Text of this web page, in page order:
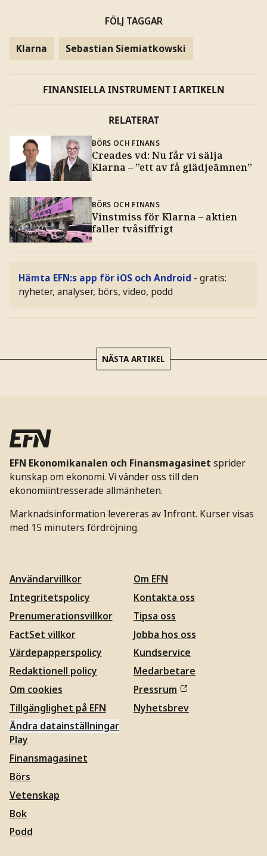
FÖLJ TAGGAR
Klarna Sebastian Siemiatkowski
FINANSIELLA INSTRUMENT I ARTIKELN
RELATERAT
BÖRS OCH FINANS
Creades vd: Nu får vi sälja
Klarna – ”ett av få glädjeämnen”
BÖRS OCH FINANS
Vinstmiss för Klarna – aktien
faller tvåsiffrigt
Hämta EFN:s app för iOS och Android - gratis:
nyheter, analyser, börs, video, podd
NÄSTA ARTIKEL
EFN Ekonomikanalen och Finansmagasinet sprider
kunskap om ekonomi. Vi vänder oss till den
ekonomiintresserade allmänheten.
Marknadsinformation levereras av Infront. Kurser visas
med 15 minuters fördröjning.
Användarvillkor
Integritetspolicy
Prenumerationsvillkor
FactSet villkor
Värdepapperspolicy
Redaktionell policy
Om cookies
Tillgänglighet på EFN
Ändra datainställningar
Om EFN
Kontakta oss
Tipsa oss
Jobba hos oss
Kundservice
Medarbetare
Pressrum
Nyhetsbrev
Play
Finansmagasinet
Börs
Vetenskap
Bok
Podd